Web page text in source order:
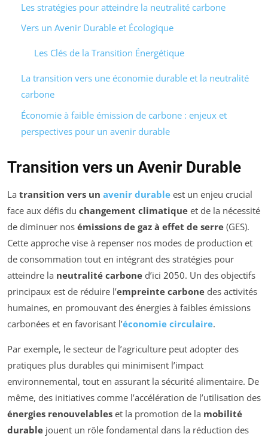
Les stratégies pour atteindre la neutralité carbone
Vers un Avenir Durable et Écologique
Les Clés de la Transition Énergétique
La transition vers une économie durable et la neutralité
carbone
Économie à faible émission de carbone : enjeux et
perspectives pour un avenir durable
Transition vers un Avenir Durable
La transition vers un avenir durable est un enjeu crucial
face aux défis du changement climatique et de la nécessité
de diminuer nos émissions de gaz à effet de serre (GES).
Cette approche vise à repenser nos modes de production et
de consommation tout en intégrant des stratégies pour
atteindre la neutralité carbone d’ici 2050. Un des objectifs
principaux est de réduire l’empreinte carbone des activités
humaines, en promouvant des énergies à faibles émissions
carbonées et en favorisant l’économie circulaire.
Par exemple, le secteur de l’agriculture peut adopter des
pratiques plus durables qui minimisent l’impact
environnemental, tout en assurant la sécurité alimentaire. De
même, des initiatives comme l’accélération de l’utilisation des
énergies renouvelables et la promotion de la mobilité
durable jouent un rôle fondamental dans la réduction des